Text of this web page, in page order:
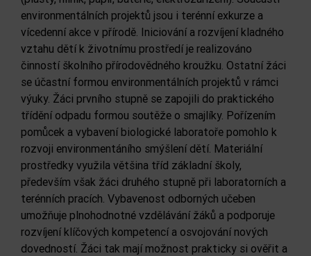
environmentálních projektů jsou i terénní exkurze a
vícedenní akce v přírodě. Iniciování a rozvíjení kladného
vztahu dětí k životnímu prostředí je realizováno
činností školního přírodovědného kroužku. Ostatní žáci
se účastní formou environmentálních projektů v rámci
výuky. Žáci prvního stupně se zapojili do praktického
třídění odpadu formou soutěže o smajlíky. Pořízením
pomůcek a vybavení biologické laboratoře pomohlo k
rozvoji environmentáního smýšlení dětí. Materiální
prostředky využila většina tříd základní školy,
především však žáci druhého stupně při laboratorních a
terénních pracích. Vybavenost odborných učeben
umožňuje plnohodnotné vzdělávání žáků a podporuje
rozvíjení klíčových kompetencí a osvojování nových
dovedností. Žáci tak mají možnost prakticky si ověřit a